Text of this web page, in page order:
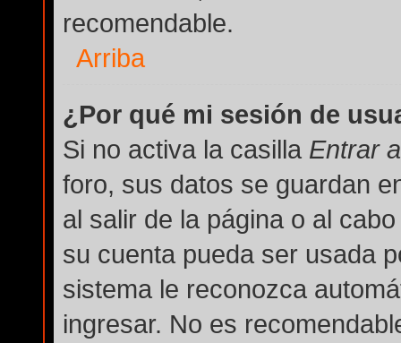
recomendable.
Arriba
¿Por qué mi sesión de
Si no activa la casilla Entrar
foro, sus datos se guardan
al salir de la página o al
su cuenta pueda ser usada
sistema le reconozca
ingresar. No es